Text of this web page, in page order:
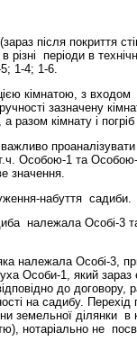
після покриття
періоди в
1-4; 1-6.
кімнатою, з
зазначену
разом кімнату і
Особою-1 та
значення.
набуття
належала Особі-3 та
належала Особі-3,
Особи-1, який
до
на садибу.
земельної ділянки
нотаріально не